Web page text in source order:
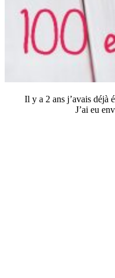
Il y a 2 ans j’avais déjà
J’ai eu